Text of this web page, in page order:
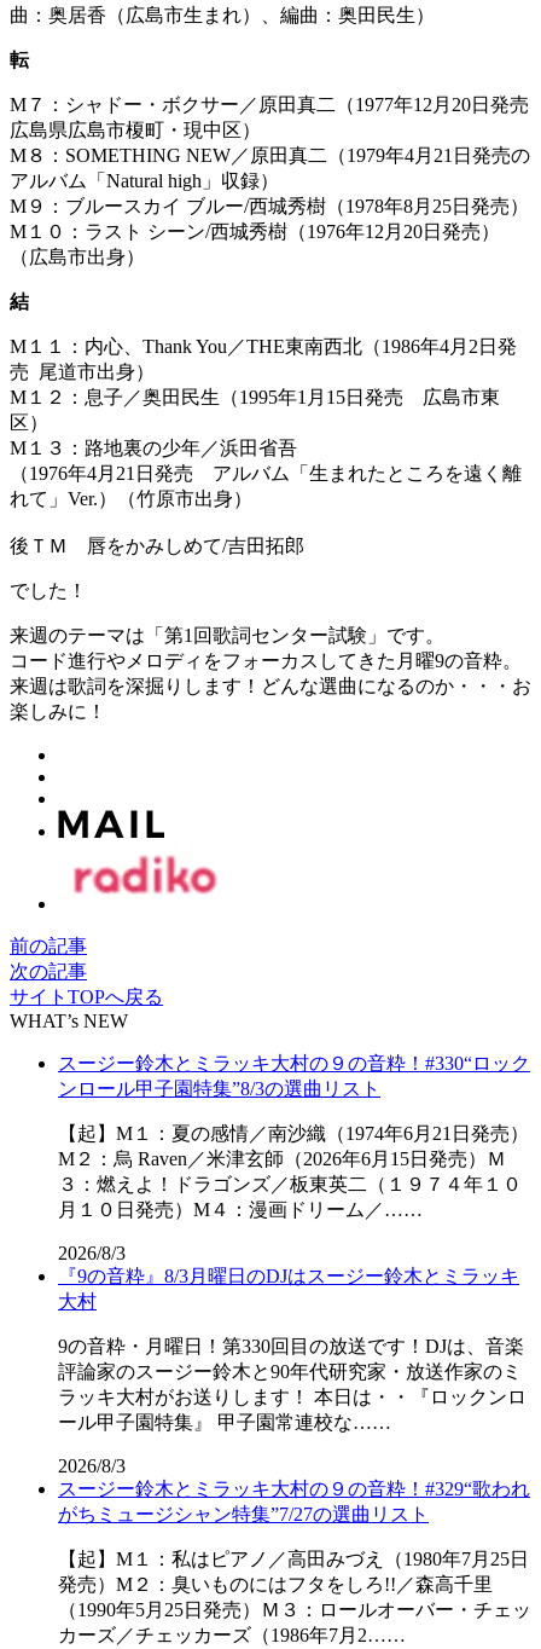
曲：奥居香（広島市生まれ）、編曲：奥田民生）
転
M７：シャドー・ボクサー／原田真二（1977年12月20日発売
広島県広島市榎町・現中区）
M８：SOMETHING NEW／原田真二（1979年4月21日発売の
アルバム「Natural high」収録）
M９：ブルースカイ ブルー/西城秀樹（1978年8月25日発売）
M１０：ラスト シーン/西城秀樹（1976年12月20日発売）
（広島市出身）
結
M１１：内心、Thank You／THE東南西北（1986年4月2日発
売 尾道市出身）
M１２：息子／奥田民生（1995年1月15日発売 広島市東
区）
M１３：路地裏の少年／浜田省吾
（1976年4月21日発売 アルバム「生まれたところを遠く離
れて」Ver.）（竹原市出身）
後ＴＭ 唇をかみしめて/吉田拓郎
でした！
来週のテーマは「第1回歌詞センター試験」です。
コード進行やメロディをフォーカスしてきた月曜9の音粋。
来週は歌詞を深掘りします！どんな選曲になるのか・・・お
楽しみに！
前の記事
次の記事
サイトTOPへ戻る
WHAT’s NEW
スージー鈴木とミラッキ大村の９の音粋！#330“ロック
ンロール甲子園特集”8/3の選曲リスト
【起】M１：夏の感情／南沙織（1974年6月21日発売）
M２：烏 Raven／米津玄師（2026年6月15日発売）Ｍ
３：燃えよ！ドラゴンズ／板東英二（１９７４年１０
月１０日発売）M４：漫画ドリーム／……
2026/8/3
『9の音粋』8/3月曜日のDJはスージー鈴木とミラッキ
大村
9の音粋・月曜日！第330回目の放送です！DJは、音楽
評論家のスージー鈴木と90年代研究家・放送作家のミ
ラッキ大村がお送りします！ 本日は・・『ロックンロ
ール甲子園特集』 甲子園常連校な……
2026/8/3
スージー鈴木とミラッキ大村の９の音粋！#329“歌われ
がちミュージシャン特集”7/27の選曲リスト
【起】M１：私はピアノ／高田みづえ（1980年7月25日
発売）M２：臭いものにはフタをしろ!!／森高千里
（1990年5月25日発売）Ｍ３：ロールオーバー・チェッ
カーズ／チェッカーズ（1986年7月2……